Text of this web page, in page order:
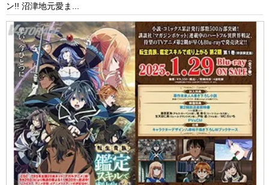
ン!! 沼津地元愛ま...